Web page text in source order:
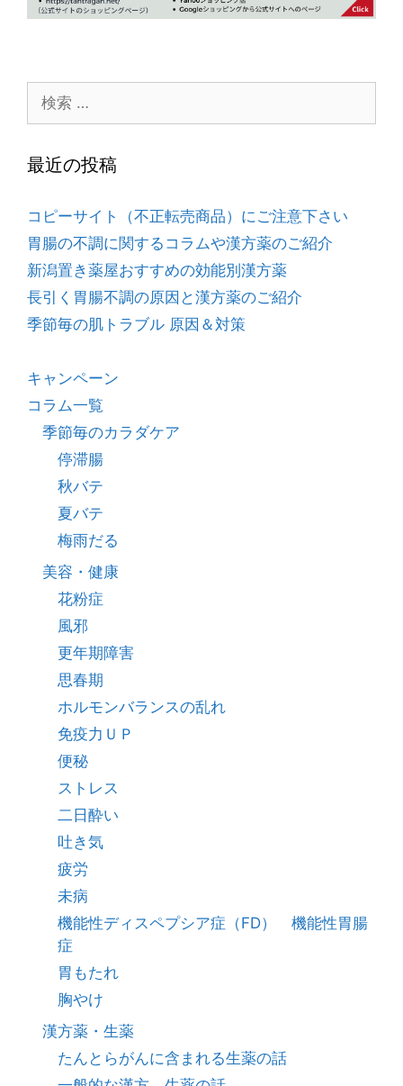
最近の投稿
コピーサイト（不正転売商品）にご注意下さい
胃腸の不調に関するコラムや漢方薬のご紹介
新潟置き薬屋おすすめの効能別漢方薬
長引く胃腸不調の原因と漢方薬のご紹介
季節毎の肌トラブル 原因＆対策
キャンペーン
コラム一覧
季節毎のカラダケア
停滞腸
秋バテ
夏バテ
梅雨だる
美容・健康
花粉症
風邪
更年期障害
思春期
ホルモンバランスの乱れ
免疫力ＵＰ
便秘
ストレス
二日酔い
吐き気
疲労
未病
機能性ディスペプシア症（FD） 機能性胃腸
症
胃もたれ
胸やけ
漢方薬・生薬
たんとらがんに含まれる生薬の話